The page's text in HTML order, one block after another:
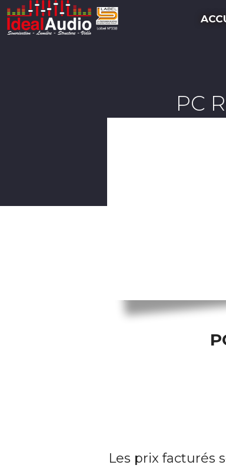
PC
Les prix facturés